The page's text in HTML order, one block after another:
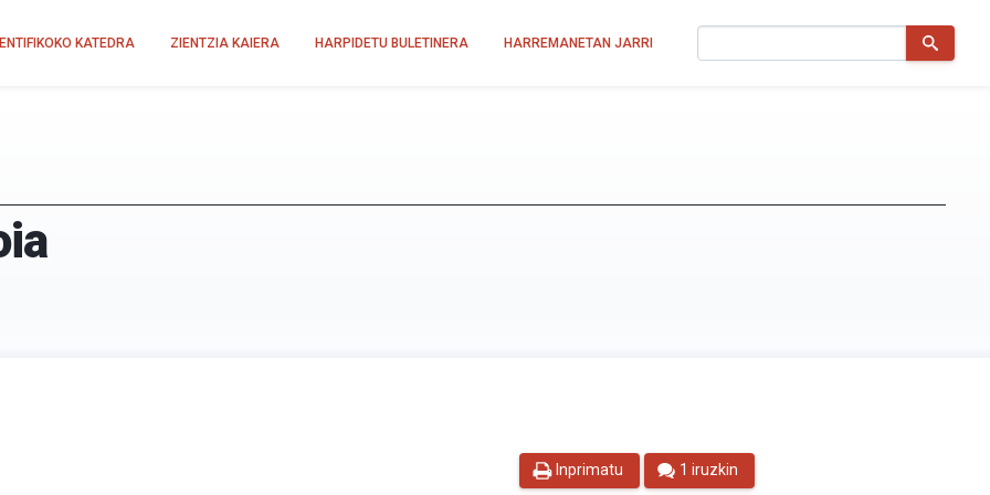
KATEDRA ZIENTZIA KAIERA HARPIDETU BULETINERA HARREMANETAN JARRI
Inprimatu 1 iruzkin